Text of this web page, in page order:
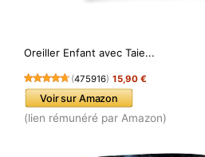
Oreiller Enfant avec Taie...
(475916) 15,90 €
Voir sur Amazon
(lien rémunéré par Amazon)